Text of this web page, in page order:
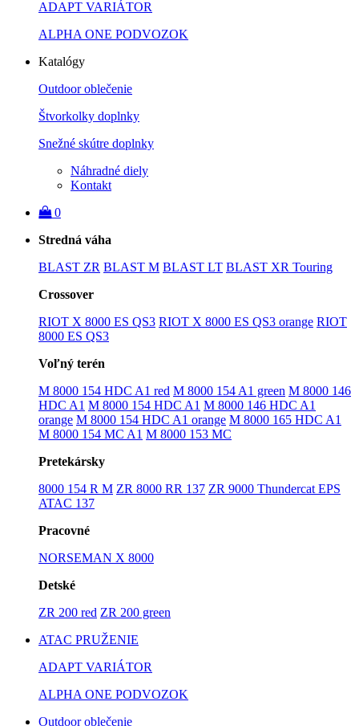
ADAPT VARIÁTOR
ALPHA ONE PODVOZOK
Katalógy
Outdoor oblečenie
Štvorkolky doplnky
Snežné skútre doplnky
Náhradné diely
Kontakt
0
Stredná váha
BLAST ZR BLAST M BLAST LT BLAST XR Touring
Crossover
RIOT X 8000 ES QS3 RIOT X 8000 ES QS3 orange RIOT
8000 ES QS3
Voľný terén
M 8000 154 HDC A1 red M 8000 154 A1 green M 8000 146
HDC A1 M 8000 154 HDC A1 M 8000 146 HDC A1
orange M 8000 154 HDC A1 orange M 8000 165 HDC A1
M 8000 154 MC A1 M 8000 153 MC
Pretekársky
8000 154 R M ZR 8000 RR 137 ZR 9000 Thundercat EPS
ATAC 137
Pracovné
NORSEMAN X 8000
Detské
ZR 200 red ZR 200 green
ATAC PRUŽENIE
ADAPT VARIÁTOR
ALPHA ONE PODVOZOK
Outdoor oblečenie